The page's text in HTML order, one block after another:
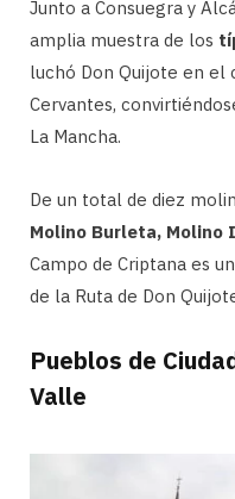
Junto a Consuegra y
amplia muestra de los
luchó Don Quijote en
Cervantes,
La Mancha.
De un total de diez
Molino Burleta, Molino
Campo de Criptana es
de la Ruta de Don
Pueblos de
Valle